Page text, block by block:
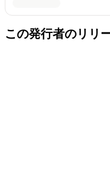
この発行者のリリ